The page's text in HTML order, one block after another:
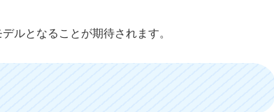
ルとなることが期待されます。